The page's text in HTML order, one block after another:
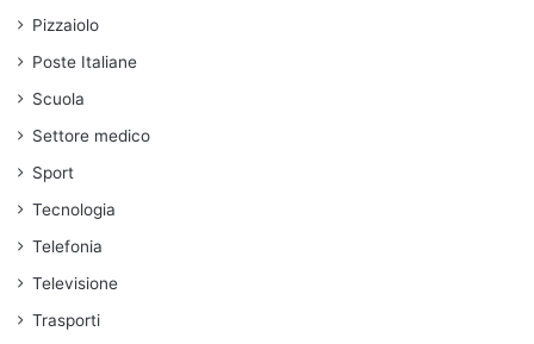
Pizzaiolo
Poste Italiane
Scuola
Settore medico
Sport
Tecnologia
Telefonia
Televisione
Trasporti